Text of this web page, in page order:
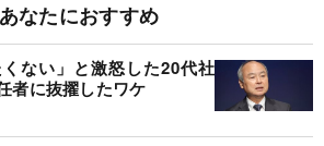
あなたにおすすめ
ない」と激怒した20代社
者に抜擢したワケ